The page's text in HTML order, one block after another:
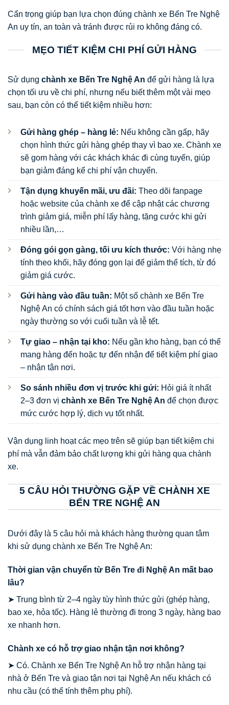
Cẩn trọng giúp bạn lựa chọn đúng chành xe Bến Tre Nghệ
An uy tín, an toàn và tránh được rủi ro không đáng có.
MẸO TIẾT KIỆM CHI PHÍ GỬI HÀNG
Sử dụng chành xe Bến Tre Nghệ An để gửi hàng là lựa
chọn tối ưu về chi phí, nhưng nếu biết thêm một vài mẹo
sau, bạn còn có thể tiết kiệm nhiều hơn:
Gửi hàng ghép – hàng lẻ: Nếu không cần gấp, hãy
chọn hình thức gửi hàng ghép thay vì bao xe. Chành xe
sẽ gom hàng với các khách khác đi cùng tuyến, giúp
bạn giảm đáng kể chi phí vận chuyển.
Tận dụng khuyến mãi, ưu đãi: Theo dõi fanpage
hoặc website của chành xe để cập nhật các chương
trình giảm giá, miễn phí lấy hàng, tặng cước khi gửi
nhiều lần,…
Đóng gói gọn gàng, tối ưu kích thước: Với hàng nhẹ
tính theo khối, hãy đóng gọn lại để giảm thể tích, từ đó
giảm giá cước.
Gửi hàng vào đầu tuần: Một số chành xe Bến Tre
Nghệ An có chính sách giá tốt hơn vào đầu tuần hoặc
ngày thường so với cuối tuần và lễ tết.
Tự giao – nhận tại kho: Nếu gần kho hàng, bạn có thể
mang hàng đến hoặc tự đến nhận để tiết kiệm phí giao
– nhận tận nơi.
So sánh nhiều đơn vị trước khi gửi: Hỏi giá ít nhất
2–3 đơn vị chành xe Bến Tre Nghệ An để chọn được
mức cước hợp lý, dịch vụ tốt nhất.
Vận dụng linh hoạt các mẹo trên sẽ giúp bạn tiết kiệm chi
phí mà vẫn đảm bảo chất lượng khi gửi hàng qua chành
xe.
5 CÂU HỎI THƯỜNG GẶP VỀ CHÀNH XE
BẾN TRE NGHỆ AN
Dưới đây là 5 câu hỏi mà khách hàng thường quan tâm
khi sử dụng chành xe Bến Tre Nghệ An:
Thời gian vận chuyển từ Bến Tre đi Nghệ An mất bao
lâu?
➤ Trung bình từ 2–4 ngày tùy hình thức gửi (ghép hàng,
bao xe, hỏa tốc). Hàng lẻ thường đi trong 3 ngày, hàng bao
xe nhanh hơn.
Chành xe có hỗ trợ giao nhận tận nơi không?
➤ Có. Chành xe Bến Tre Nghệ An hỗ trợ nhận hàng tại
nhà ở Bến Tre và giao tận nơi tại Nghệ An nếu khách có
nhu cầu (có thể tính thêm phụ phí).